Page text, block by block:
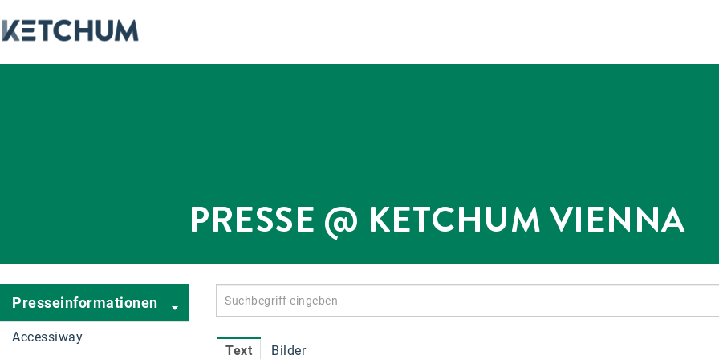
PRESSE @ KETCHUM VIENNA
Presseinformationen
Accessiway
Text
Bilder